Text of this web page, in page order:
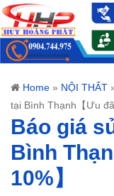
Home » NỘI THẤT
tại Bình Thạnh【Ưu
Báo giá
Bình
10%】